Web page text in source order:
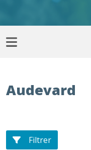
Audevard
Filtrer